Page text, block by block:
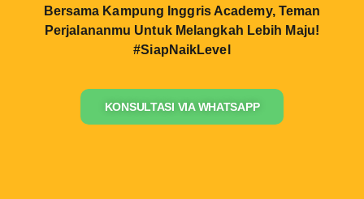
Bersama Kampung Inggris Academy, Teman
Perjalananmu Untuk Melangkah Lebih Maju!
#SiapNaikLevel
KONSULTASI VIA WHATSAPP